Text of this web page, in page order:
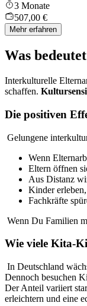
3 Monate
507,00 €
Mehr erfahren
Was
Interkulturelle
schaffen.
Die positiven
Gelungene
Wenn
Eltern öffnen
Aus Distanz
Kinder
Fachkräfte
Wenn Du Familien
Wie viele Kita-
In Deutschland
Dennoch besuchen
Der Anteil variiert
erleichtern und eine